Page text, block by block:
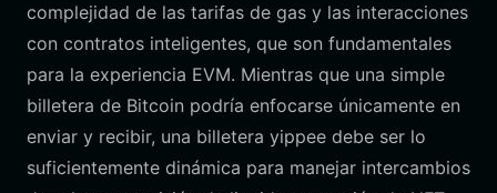
complejidad de las tarifas de gas y las interacciones
con contratos inteligentes, que son fundamentales
para la experiencia EVM. Mientras que una simple
billetera de Bitcoin podría enfocarse únicamente en
enviar y recibir, una billetera yippee debe ser lo
suficientemente dinámica para manejar intercambios